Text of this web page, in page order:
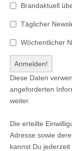
Brandaktuell
Täglicher
Wöchentlicher
Diese Daten
angeforderten
weiter.
Die erteilte
Adresse sowie
kannst Du